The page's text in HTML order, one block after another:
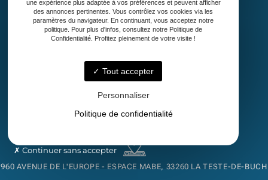
Accueil
Taxi
Découvrez notre région
Contact
960 AVENUE DE L'EUROPE - ESPACE MABE, 33260 LA TESTE-DE-BUCH
une expérience plus adaptée à vos préférences et peuvent afficher
des annonces pertinentes. Vous contrôlez vos cookies via les
paramètres du navigateur. En continuant, vous acceptez notre
politique. Pour plus d'infos, consultez notre Politique de
Confidentialité. Profitez pleinement de votre visite !
Tout accepter
Personnaliser
Politique de confidentialité
Continuer sans accepter